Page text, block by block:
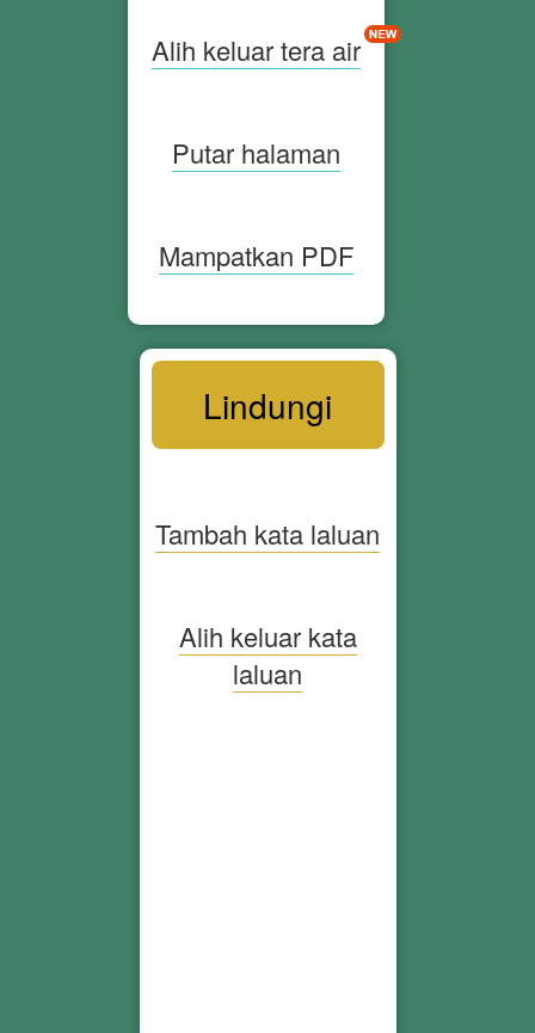
Alih keluar tera air
Putar halaman
Mampatkan PDF
Lindungi
Tambah kata laluan
Alih keluar kata
laluan